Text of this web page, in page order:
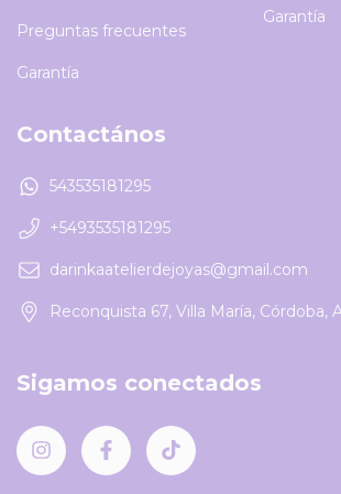
Preguntas frecuentes
Garantía
Garantía
Contactános
543535181295
+5493535181295
darinkaatelierdejoyas@gmail.com
Reconquista 67, Villa María, Córdoba,
Sigamos conectados